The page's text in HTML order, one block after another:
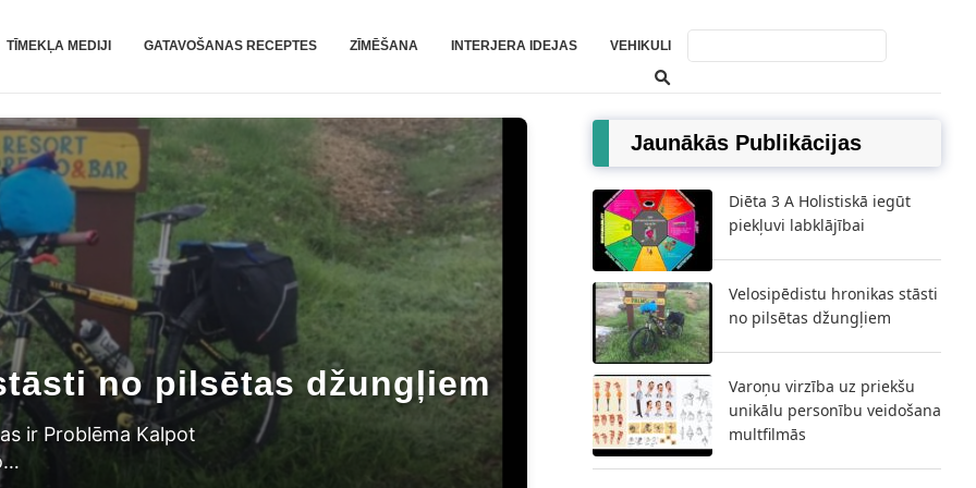
TĪMEKĻA MEDIJI GATAVOŠANAS RECEPTES ZĪMĒŠANA INTERJERA IDEJAS VEHIKULI
piekļuvi labklājībai
no pilsētas džungļiem
unikālu personību veidošana
multfilmu varoņu
Jaunākās Publikācijas
Diēta 3 A Holistiskā iegūt
piekļuvi labklājībai
Velosipēdistu hronikas stāsti
no pilsētas džungļiem
Varoņu virzība uz priekšu
unikālu personību veidošana
multfilmās